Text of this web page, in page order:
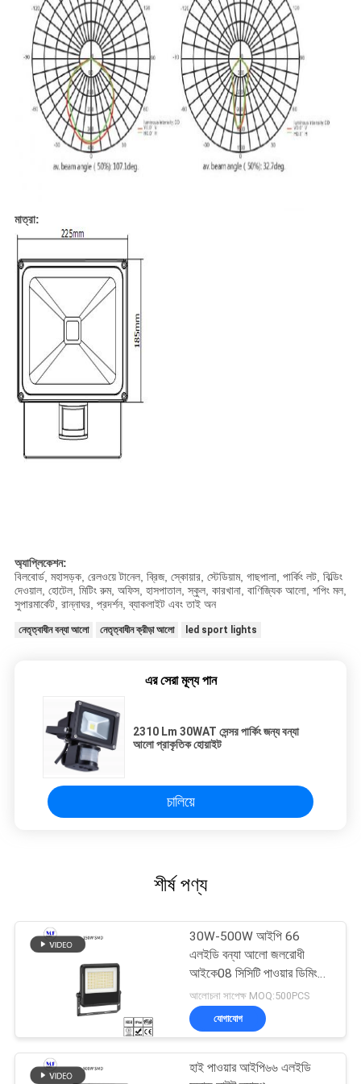
মাত্রা:
অ্যাপ্লিকেশন:
বিলবোর্ড, মহাসড়ক, রেলওয়ে টানেল, ব্রিজ, স্কোয়ার, স্টেডিয়াম, গাছপালা, পার্কিং লট, বিল্ডিং
দেওয়াল, হোটেল, মিটিং রুম, অফিস, হাসপাতাল, স্কুল, কারখানা, বাণিজ্যিক আলো, শপিং মল,
সুপারমার্কেট, রান্নাঘর, প্রদর্শন, ব্যাকলাইট এবং তাই অন
নেতৃত্বাধীন বন্যা আলো নেতৃত্বাধীন ক্রীড়া আলো led sport lights
এর সেরা মূল্য পান
2310 Lm 30WAT সেন্সর পার্কিং জন্য বন্যা
আলো প্রাকৃতিক হোয়াইট
চালিয়ে
শীর্ষ পণ্য
30W-500W আইপি 66
এলইডি বন্যা আলো জলরোধী
আইকে08 সিসিটি পাওয়ার ডিমিং
আউটডোর ইনডোর জন্য
আলোচনা সাপেক্ষ MOQ:500PCS
যোগাযোগ
হাই পাওয়ার আইপি৬৬ এলইডি